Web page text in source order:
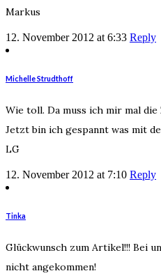
Markus
12. November 2012 at 6:33 Reply
Michelle Strudthoff
Wie toll. Da muss ich mir mal
Jetzt bin ich gespannt was mit
LG
12. November 2012 at 7:10 Reply
Tinka
Glückwunsch zum Artikel!!! Bei
nicht angekommen!